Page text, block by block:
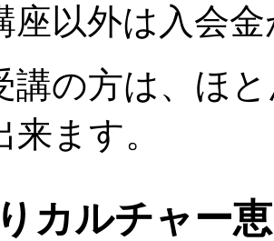
以外は入会
の方は、ほ
ます。
カルチャー